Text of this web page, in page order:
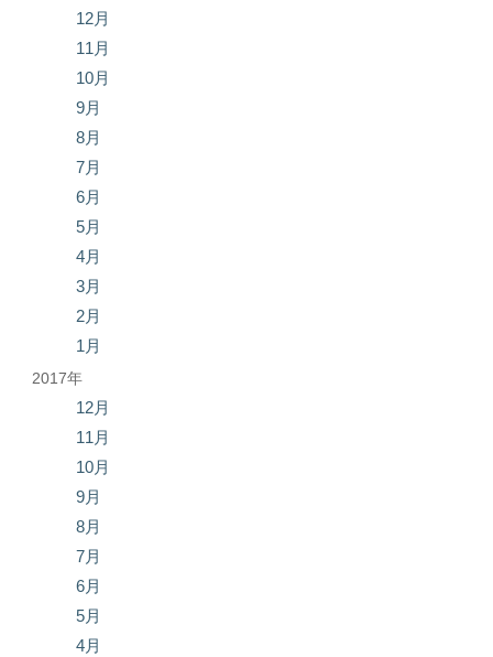
12月
11月
10月
9月
8月
7月
6月
5月
4月
3月
2月
1月
2017年
12月
11月
10月
9月
8月
7月
6月
5月
4月